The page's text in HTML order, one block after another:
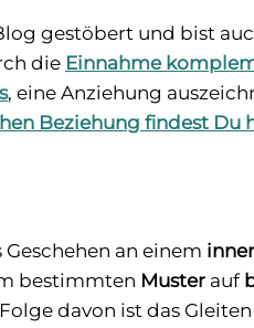
gestöbert und bist
die Einnahme
, eine Anziehung
Beziehung findest Du
an einem
bestimmten Muster auf
davon ist das Gleiten